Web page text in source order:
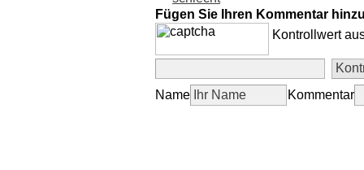
Fügen Sie Ihren Kommentar
Kontrollwert
Name Kommentar